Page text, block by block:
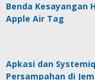
Benda Kesayangan
Apple Air Tag
Apkasi dan
Persampahan di